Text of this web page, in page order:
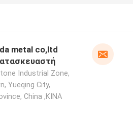
metal co,ltd
Industrial Zone,
Yueqing City,
China ,ΚΙΝΑ